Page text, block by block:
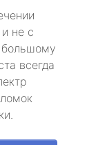
не с
большому
всегда